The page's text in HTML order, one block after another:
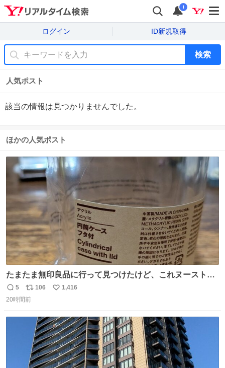
i
ログイン ID新規取得
検索
人気ポスト
該当の情報は見つかりませんでした。
ほかの人気ポスト
たまたま無印良品に行って見つけたけど、これヌーストの
台座になるじゃん🍜✨️
返
信
5
リ
ポ
106
い
数
1,416
20時間前